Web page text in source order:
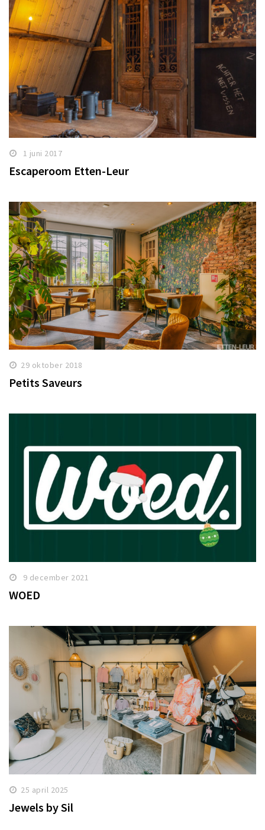
1 juni 2017
Escaperoom Etten-Leur
29 oktober 2018
Petits Saveurs
9 december 2021
WOED
25 april 2025
Jewels by Sil